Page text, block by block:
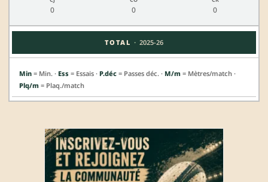
0 0 0
TOTAL · 2025-26
Min = Min. · Ess = Essais · P.déc = Passes déc. · M/m = Mètres/match ·
Plq/m = Plaq./match